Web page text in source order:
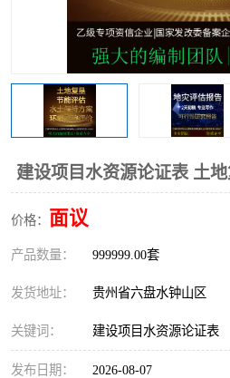
建设项目水资源论证表 土
价格： 面议
产品数量： 999999.00套
发货地址： 贵州省六盘水钟山区
关键词： 建设项目水资源论证表
发布日期： 2026-08-07